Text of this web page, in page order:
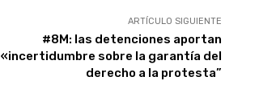
ARTÍCULO SIGUIENTE
#8M: las detenciones aportan
«incertidumbre sobre la garantía del
derecho a la protesta”